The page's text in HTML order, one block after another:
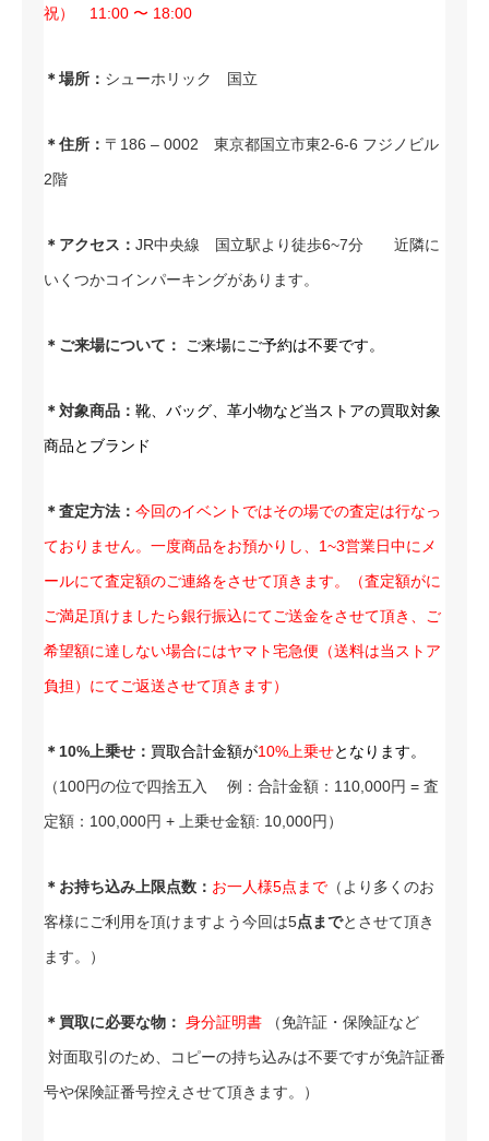
祝） 11:00 〜 18:00
＊場所： シューホリック 国立
＊住所： 〒186 – 0002 東京都国立市東2-6-6 フジノビル
2階
＊アクセス： JR中央線 国立駅より徒歩6~7分 近隣に
いくつかコインパーキングがあります。
＊ご来場について ： ご来場にご予約は不要です。
＊対象商品： 靴、バッグ、革小物など当ストアの買取対象
商品とブランド
＊査定方法： 今回のイベントではその場での査定は行なっ
ておりません。一度商品をお預かりし、1~3営業日中にメ
ールにて査定額のご連絡をさせて頂きます。（査定額がに
ご満足頂けましたら銀行振込にてご送金をさせて頂き、ご
希望額に達しない場合にはヤマト宅急便（送料は当ストア
負担）にてご返送させて頂きます）
＊10%上乗せ： 買取合計金額が10%上乗せとなります。
（100円の位で四捨五入 例：合計金額：110,000円 = 査
定額：100,000円 + 上乗せ金額: 10,000円）
＊お持ち込み上限点数： お一人様5点まで （より多くのお
客様にご利用を頂けますよう今回は5点までとさせて頂き
ます。）
＊買取に必要な物： 身分証明書 （免許証・保険証など
対面取引のため、コピーの持ち込みは不要ですが免許証番
号や保険証番号控えさせて頂きます。）